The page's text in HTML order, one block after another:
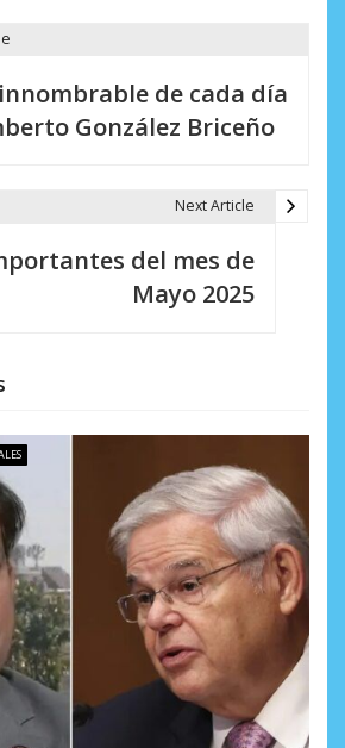
de cada día
González Briceño
Next Article
del mes de
Mayo 2025